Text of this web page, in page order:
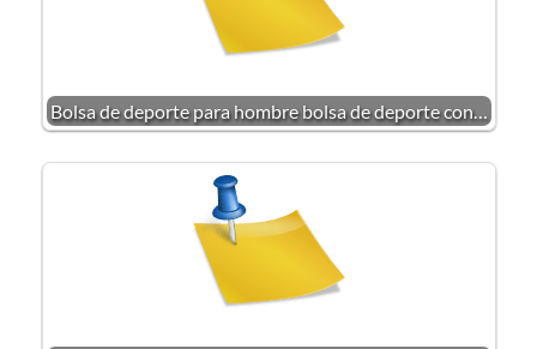
Bolsa de deporte para hombre bolsa de deporte con…